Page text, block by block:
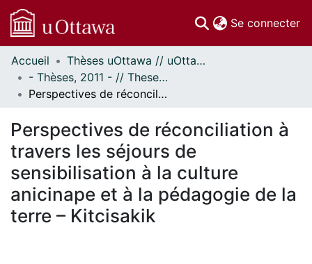
Se connecter
Communautés
et collections
Parcourir
À propos
Accueil
Thèses uOttawa // uOttawa Theses
- Thèses, 2011 - // Theses, 2011 -
Perspectives de réconciliation à travers les séjours de sensibilisation à la culture anicinape et à la pédagogie de la terre – Kitcisakik
Perspectives de réconciliation à
travers les séjours de
sensibilisation à la culture
anicinape et à la pédagogie de la
terre – Kitcisakik